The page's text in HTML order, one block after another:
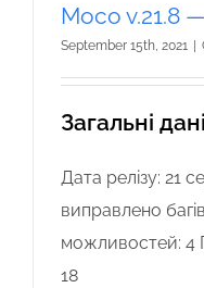
Moco v.21.8
September 15th, 2021 |
Загальні
Дата релізу: 21
виправлено
можливостей: 4
18